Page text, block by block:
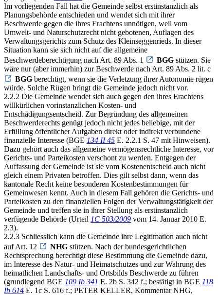
Im vorliegenden Fall hat die Gemeinde selbst erstinstanzlich als
Planungsbehörde entschieden und wendet sich mit ihrer
Beschwerde gegen die ihres Erachtens unnötigen, weil vom
Umwelt- und Naturschutzrecht nicht gebotenen, Auflagen des
Verwaltungsgerichts zum Schutz des Kleinseggenrieds. In dieser
Situation kann sie sich nicht auf die allgemeine
Beschwerdeberechtigung nach Art. 89 Abs. 1
BGG stützen. Sie
wäre nur (aber immerhin) zur Beschwerde nach Art. 89 Abs. 2 lit. c
BGG berechtigt, wenn sie die Verletzung ihrer Autonomie rügen
würde. Solche Rügen bringt die Gemeinde jedoch nicht vor.
2.2.2 Die Gemeinde wendet sich auch gegen den ihres Erachtens
willkürlichen vorinstanzlichen Kosten- und
Entschädigungsentscheid. Zur Begründung des allgemeinen
Beschwerderechts genügt jedoch nicht jedes beliebige, mit der
Erfüllung öffentlicher Aufgaben direkt oder indirekt verbundene
finanzielle Interesse (BGE 134 II 45 E. 2.2.1 S. 47 mit Hinweisen).
Dazu gehört auch das allgemeine vermögensrechtliche Interesse, vor
Gerichts- und Parteikosten verschont zu werden. Entgegen der
Auffassung der Gemeinde ist sie vom Kostenentscheid auch nicht
gleich einem Privaten betroffen. Dies gilt selbst dann, wenn das
kantonale Recht keine besonderen Kostenbestimmungen für
Gemeinwesen kennt. Auch in diesem Fall gehören die Gerichts- und
Parteikosten zu den finanziellen Folgen der Verwaltungstätigkeit der
Gemeinde und treffen sie in ihrer Stellung als erstinstanzlich
verfügende Behörde (Urteil 1C 503/2009 vom 14. Januar 2010 E.
2.3).
2.2.3 Schliesslich kann die Gemeinde ihre Legitimation auch nicht
auf Art. 12
NHG stützen. Nach der bundesgerichtlichen
Rechtsprechung berechtigt diese Bestimmung die Gemeinde dazu,
im Interesse des Natur- und Heimatschutzes und zur Wahrung des
heimatlichen Landschafts- und Ortsbilds Beschwerde zu führen
(grundlegend BGE 109 Ib 341 E. 2b S. 342 f.; bestätigt in BGE 118
Ib 614 E. 1c S. 616 f.; PETER KELLER, Kommentar NHG,